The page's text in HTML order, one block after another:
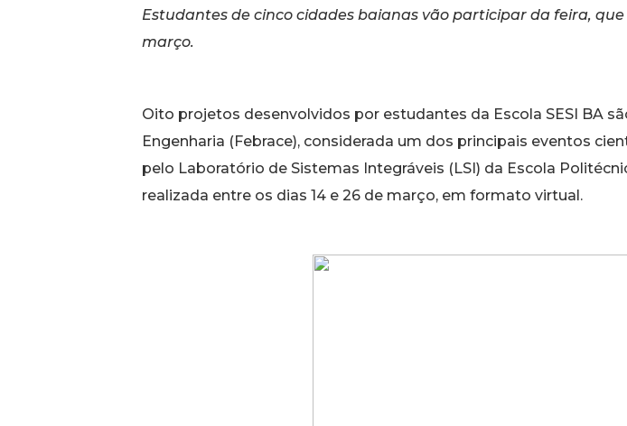
Estudantes de cinco cidades baianas vão participar da feira,
março.
Oito projetos desenvolvidos por estudantes da Escola SESI BA
Engenharia (Febrace), considerada um dos principais eventos
pelo Laboratório de Sistemas Integráveis (LSI) da Escola
realizada entre os dias 14 e 26 de março, em formato virtual.